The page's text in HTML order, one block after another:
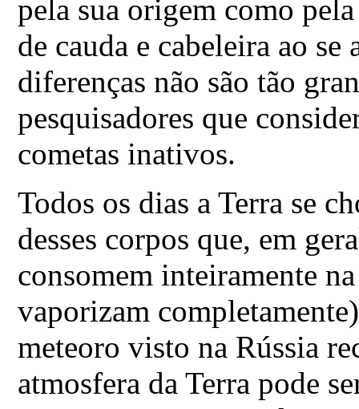
pela sua origem como
de cauda e cabeleira ao
diferenças não são tão
pesquisadores que
cometas inativos.
Todos os dias a Terra se
desses corpos que, em
consomem inteiramente
vaporizam
meteoro visto na Rússia
atmosfera da Terra pode